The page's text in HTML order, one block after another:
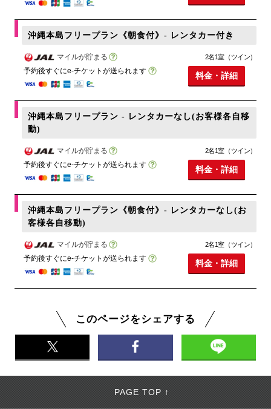
沖縄本島フリープラン《朝食付》- レンタカー付き
マイルが貯まる
予約後すぐにe-チケットが送られます
2名1室（ツイン）
料金・詳細
沖縄本島フリープラン - レンタカーなし(お客様各自移
動)
マイルが貯まる
予約後すぐにe-チケットが送られます
2名1室（ツイン）
料金・詳細
沖縄本島フリープラン《朝食付》- レンタカーなし(お
客様各自移動)
マイルが貯まる
予約後すぐにe-チケットが送られます
2名1室（ツイン）
料金・詳細
このページをシェアする
PAGE TOP ↑